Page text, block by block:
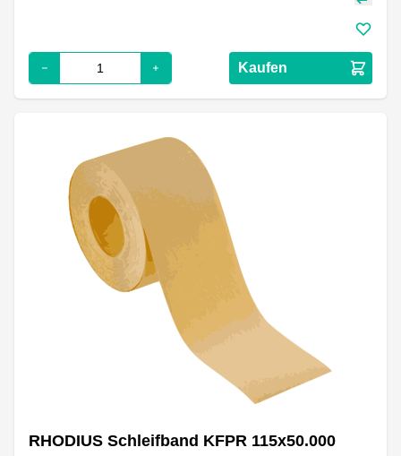
Kaufen
RHODIUS Schleifband KFPR 115x50.000